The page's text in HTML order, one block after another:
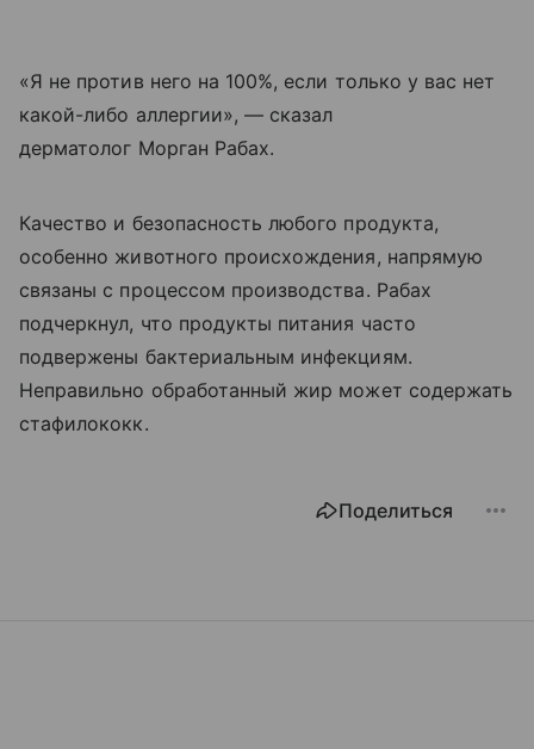
«Я не против него на 100%, если только у вас нет
какой-либо аллергии», — сказал
дерматолог Морган Рабах.
Качество и безопасность любого продукта,
особенно животного происхождения, напрямую
связаны с процессом производства. Рабах
подчеркнул, что продукты питания часто
подвержены бактериальным инфекциям.
Неправильно обработанный жир может содержать
стафилококк.
Поделиться